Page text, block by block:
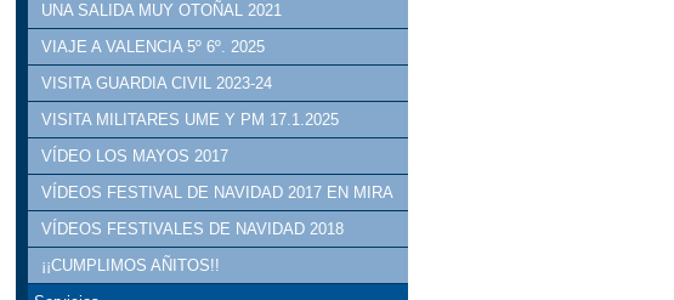
UNA SALIDA MUY OTOÑAL 2021
VIAJE A VALENCIA 5º 6º. 2025
VISITA GUARDIA CIVIL 2023-24
VISITA MILITARES UME Y PM 17.1.2025
VÍDEO LOS MAYOS 2017
VÍDEOS FESTIVAL DE NAVIDAD 2017 EN MIRA
VÍDEOS FESTIVALES DE NAVIDAD 2018
¡¡CUMPLIMOS AÑITOS!!